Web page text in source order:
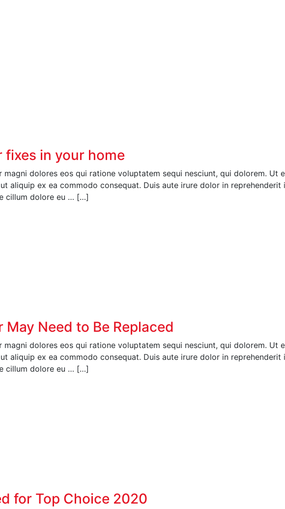
fixes in your home
dolores eos qui ratione voluptatem sequi nesciunt, qui dolorem. Ut
aliquip ex ea commodo consequat. Duis aute irure dolor in
cillum dolore eu … […]
Need to Be Replaced
dolores eos qui ratione voluptatem sequi nesciunt, qui dolorem. Ut
aliquip ex ea commodo consequat. Duis aute irure dolor in
cillum dolore eu … […]
for Top Choice 2020